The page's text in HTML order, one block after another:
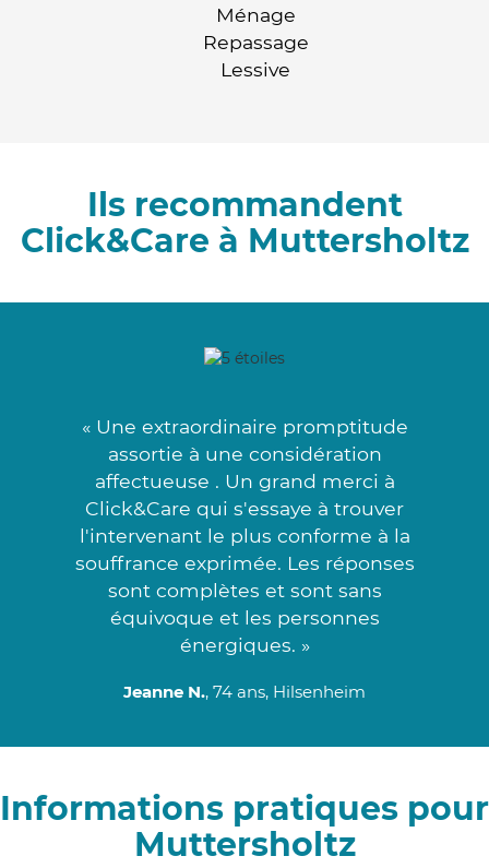
Ménage
Repassage
Lessive
Ils recommandent
Click&Care à Muttersholtz
« Une extraordinaire promptitude
assortie à une considération
affectueuse . Un grand merci à
Click&Care qui s'essaye à trouver
l'intervenant le plus conforme à la
souffrance exprimée. Les réponses
sont complètes et sont sans
équivoque et les personnes
énergiques. »
Jeanne N., 74 ans, Hilsenheim
Informations pratiques pour
Muttersholtz